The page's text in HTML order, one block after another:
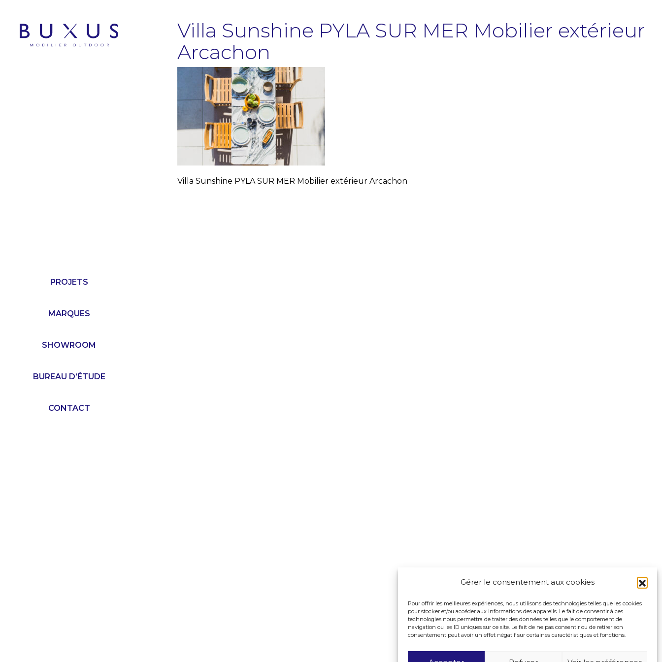
Gérer le consentement aux cookies
Pour offrir les meilleures expériences, nous utilisons des technologies telles que les cookies
pour stocker et/ou accéder aux informations des appareils. Le fait de consentir à ces
technologies nous permettra de traiter des données telles que le comportement de
navigation ou les ID uniques sur ce site. Le fait de ne pas consentir ou de retirer son
consentement peut avoir un effet négatif sur certaines caractéristiques et fonctions.
PROJETS
MARQUES
SHOWROOM
BUREAU D’ÉTUDE
CONTACT
Villa Sunshine PYLA SUR MER Mobilier extérieur
Arcachon
Villa Sunshine PYLA SUR MER Mobilier extérieur Arcachon